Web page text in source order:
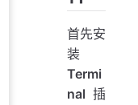
首先安
装
Termi
nal 插